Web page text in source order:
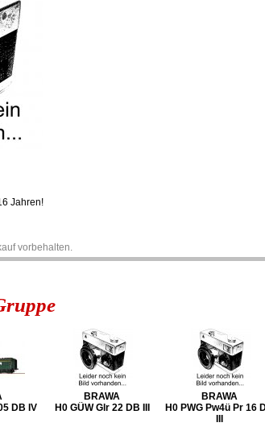
Jahren!
vorbehalten.
DB IV
BRAWA
H0 GÜW Glr 22 DB III
BRAWA
H0 PWG Pw4ü Pr 16